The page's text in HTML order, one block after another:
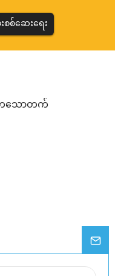
စစ်ဆေးရေး
ျှတသောတက်